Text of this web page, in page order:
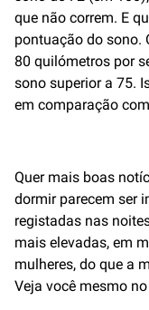
que não correm. E
pontuação do sono.
80 quilómetros por
sono superior a 75.
em comparação
Quer mais boas
dormir parecem ser
registadas nas
mais elevadas, em
mulheres, do que a
Veja você mesmo